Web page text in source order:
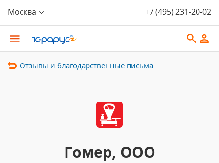
Москва +7 (495) 231-20-02
Отзывы и благодарственные письма
Гомер, ООО